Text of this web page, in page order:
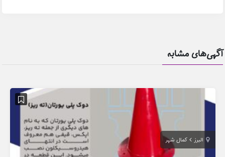
آگهی‌های مشابه
البرز کمال شهر